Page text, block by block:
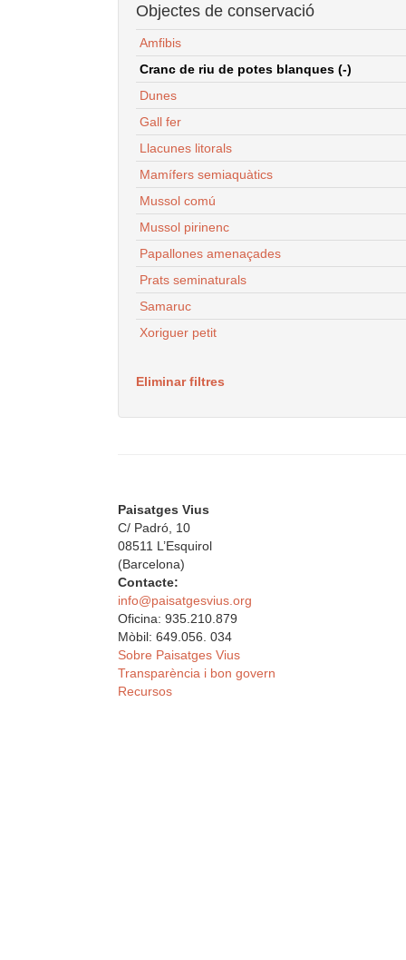
Objectes de conservació
Amfibis
Cranc de riu de potes blanques (-)
Dunes
Gall fer
Llacunes litorals
Mamífers semiaquàtics
Mussol comú
Mussol pirinenc
Papallones amenaçades
Prats seminaturals
Samaruc
Xoriguer petit
Eliminar filtres
Paisatges Vius
C/ Padró, 10
08511 L’Esquirol
(Barcelona)
Contacte:
info@paisatgesvius.org
Oficina: 935.210.879
Mòbil: 649.056. 034
Sobre Paisatges Vius
Transparència i bon govern
Recursos